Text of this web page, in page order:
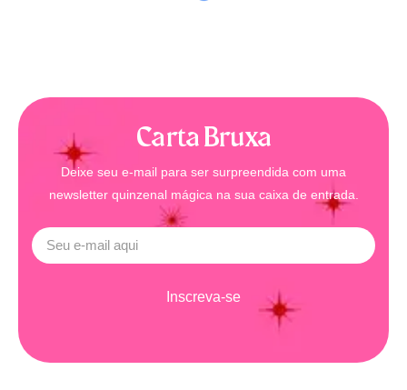
Carta Bruxa
Deixe seu e-mail para ser surpreendida com uma
newsletter quinzenal mágica na sua caixa de entrada.
Inscreva-se